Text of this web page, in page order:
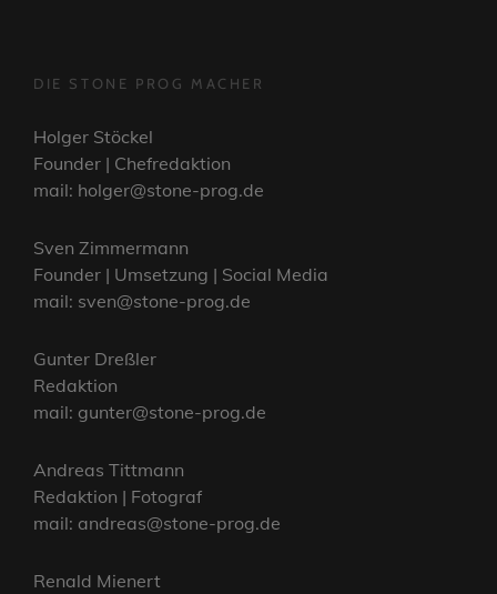
DIE STONE PROG MACHER
Holger Stöckel
Founder | Chefredaktion
mail: holger@stone-prog.de
Sven Zimmermann
Founder | Umsetzung | Social Media
mail: sven@stone-prog.de
Gunter Dreßler
Redaktion
mail: gunter@stone-prog.de
Andreas Tittmann
Redaktion | Fotograf
mail: andreas@stone-prog.de
Renald Mienert